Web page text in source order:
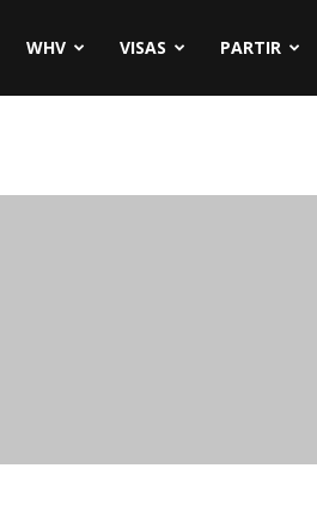
WHV VISAS PARTIR